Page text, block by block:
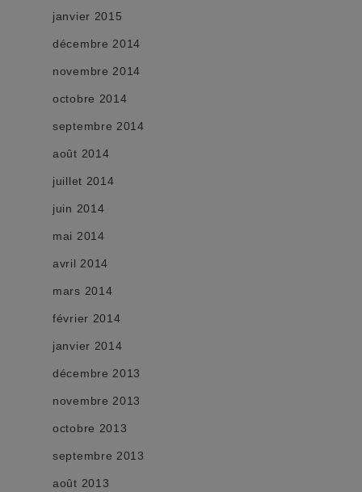
janvier 2015
décembre 2014
novembre 2014
octobre 2014
septembre 2014
août 2014
juillet 2014
juin 2014
mai 2014
avril 2014
mars 2014
février 2014
janvier 2014
décembre 2013
novembre 2013
octobre 2013
septembre 2013
août 2013